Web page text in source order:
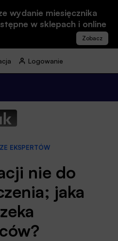
wydanie miesięcznika
w sklepach i online
Logowanie
EKSPERTÓW
nie do
jaka